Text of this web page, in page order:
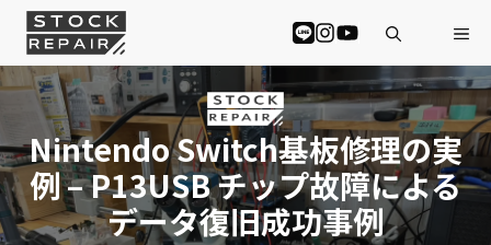
ン
ス
キ
ッ
プ
Nintendo Switch基板修理の実
例 – P13USB チップ故障による
データ復旧成功事例